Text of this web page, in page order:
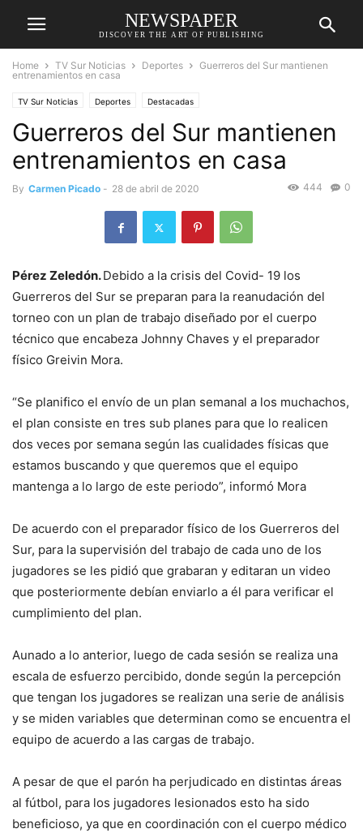
NEWSPAPER
DISCOVER THE ART OF PUBLISHING
Home TV Sur Noticias Deportes
Guerreros del Sur mantienen
entrenamientos en casa
TV Sur Noticias Deportes Destacadas
Guerreros del Sur mantienen
entrenamientos en casa
By Carmen Picado - 28 de abril de 2020 0
444
Pérez Zeledón.Debido a la crisis del Covid- 19 los
Guerreros del Sur se preparan para la reanudación del
torneo con un plan de trabajo diseñado por el cuerpo
técnico que encabeza Johnny Chaves y el preparador
físico Greivin Mora.
“Se planifico el envío de un plan semanal a los muchachos,
el plan consiste en tres sub planes para que lo realicen
dos veces por semana según las cualidades físicas que
estamos buscando y que queremos que el equipo
mantenga a lo largo de este periodo”, informó Mora
De acuerdo con el preparador físico de los Guerreros del
Sur, para la supervisión del trabajo de cada uno de los
jugadores se les pidió que grabaran y editaran un video
que posteriormente debían enviarlo a él para verificar el
cumplimiento del plan.
Aunado a lo anterior, luego de cada sesión se realiza una
escala de esfuerzo percibido, donde según la percepción
que tengan los jugadores se realizan una serie de análisis
y se miden variables que determinan como se encuentra el
equipo de acuerdo a las cargas de trabajo.
A pesar de que el parón ha perjudicado en distintas áreas
al fútbol, para los jugadores lesionados esto ha sido
beneficioso, ya que en coordinación con el cuerpo médico